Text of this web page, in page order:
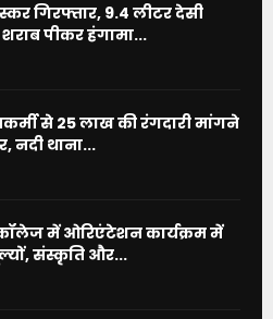
गिरफ्तार, 9.4 लीटर देसी
पीकर हंगामा...
से 25 लाख की रंगदारी मांगने
नदी थाना...
में ओरिएंटेशन कार्यक्रम में
संस्कृति और...